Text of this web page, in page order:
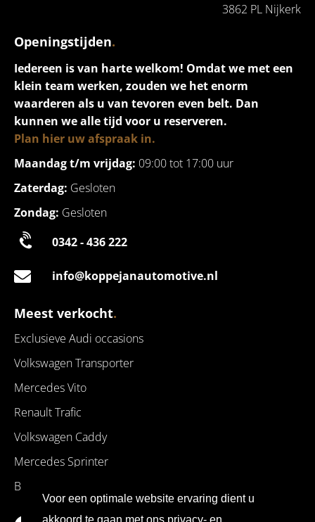
3862 PL Nijkerk
Openingstijden.
Iedereen is van harte welkom! Omdat we met een
klein team werken, zouden we het enorm
waarderen als u van tevoren even belt. Dan
kunnen we alle tijd voor u reserveren.
Plan hier uw afspraak in.
Maandag t/m vrijdag: 09:00 tot 17:00 uur
Zaterdag: Gesloten
Zondag: Gesloten
0342 - 436 222
info@koppejanautomotive.nl
Meest verkocht.
Exclusieve Audi occasions
Volkswagen Transporter
Mercedes Vito
Renault Trafic
Volkswagen Caddy
Mercedes Sprinter
BMW occasions
Voor een optimale website ervaring dient u
akkoord te gaan met ons privacy- en